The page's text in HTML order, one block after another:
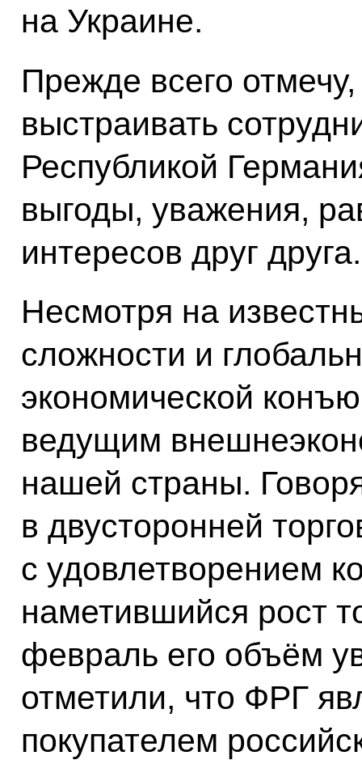
на Украине.
Прежде всего
выстраивать
Республикой
выгоды, уважения,
интересов друг друга.
Несмотря на
сложности и
экономической
ведущим
нашей страны.
в двусторонней
с удовлетворением
наметившийся рост
февраль его объём
отметили, что ФРГ
покупателем